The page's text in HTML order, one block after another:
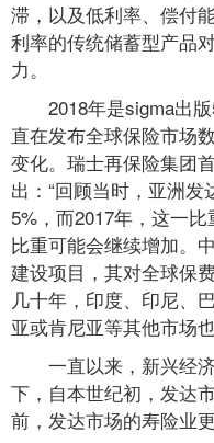
滞，以及低利率、偿付
利率的传统储蓄型产品
力。
2018年是sigma出
直在发布全球保险市场
变化。瑞士再保险集团
出：“回顾当时，亚洲
5%，而2017年，这一
比重可能会继续增加。
建设项目，其对全球保
几十年，印度、印尼、
亚或肯尼亚等其他市场
一直以来，新兴经
下，自本世纪初，发达
前，发达市场的寿险业